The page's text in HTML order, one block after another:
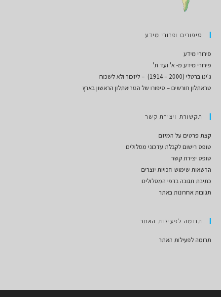
סיפורים ופרורי מידע
פירורי מידע
פירורי מידע מ- א' ועד ת'
ג'ינו ברטלי (2000 – 1914) – ליזכור ולא לשכוח
טראתלון חורשים – סיפורו של הטריאתלון הראשון בארץ
תקשורת ויצירת קשר
קצת פרטים על המיזם
טופס רישום לקבלת עדכוני מסלולים
טופס יצירת קשר
הרשאות שימוש וזכויות יוצרים
כתיבת תגובה בדפי המסלולים
תגובות אחרונות באתר
תרומה לפעילות האתר
תרומה לפעילות האתר